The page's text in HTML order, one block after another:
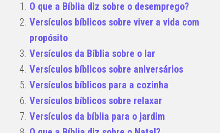
O que a Bíblia diz sobre o desemprego?
Versículos bíblicos sobre viver a vida com
propósito
Versículos da Bíblia sobre o lar
Versículos bíblicos sobre aniversários
Versículos bíblicos para a cozinha
Versículos bíblicos sobre relaxar
Versículos da bíblia para o jardim